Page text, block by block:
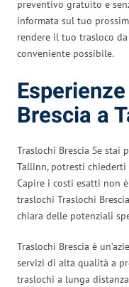
preventivo gratuito e
informata sul tuo
rendere il tuo trasloco
conveniente possibile.
Brescia a
Traslochi Brescia Se stai
Tallinn, potresti chiederti
Capire i costi esatti non è
traslochi Traslochi
chiara delle potenziali
Traslochi Brescia è
servizi di alta qualità a
traslochi a lunga